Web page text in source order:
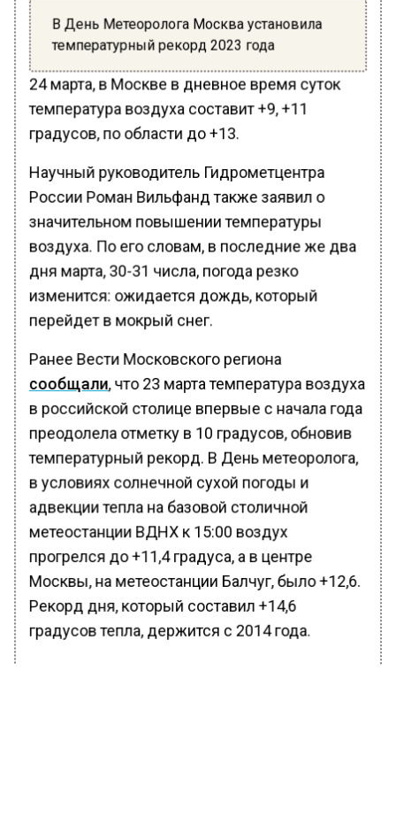
В День Метеоролога Москва установила
температурный рекорд 2023 года
24 марта, в Москве в дневное время суток
температура воздуха составит +9, +11
градусов, по области до +13.
Научный руководитель Гидрометцентра
России Роман Вильфанд также заявил о
значительном повышении температуры
воздуха. По его словам, в последние же два
дня марта, 30-31 числа, погода резко
изменится: ожидается дождь, который
перейдет в мокрый снег.
Ранее Вести Московского региона
сообщали, что 23 марта температура воздуха
в российской столице впервые с начала года
преодолела отметку в 10 градусов, обновив
температурный рекорд. В День метеоролога,
в условиях солнечной сухой погоды и
адвекции тепла на базовой столичной
метеостанции ВДНХ к 15:00 воздух
прогрелся до +11,4 градуса, а в центре
Москвы, на метеостанции Балчуг, было +12,6.
Рекорд дня, который составил +14,6
градусов тепла, держится с 2014 года.